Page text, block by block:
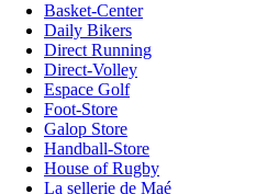
Basket-Center
Daily Bikers
Direct Running
Direct-Volley
Espace Golf
Foot-Store
Galop Store
Handball-Store
House of Rugby
La sellerie de Maé